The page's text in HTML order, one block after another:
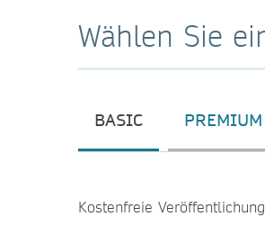
Wählen Sie
BASIC PREMIUM
Kostenfreie Veröffentlichung